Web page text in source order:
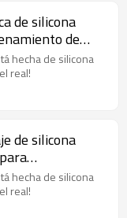
de silicona
de
hecha de silicona
real!
de silicona
hecha de silicona
real!